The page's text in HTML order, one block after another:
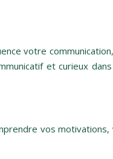
votre
et curieux
vos